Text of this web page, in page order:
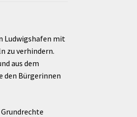
Ludwigshafen mit
zu verhindern.
aus dem
den Bürgerinnen